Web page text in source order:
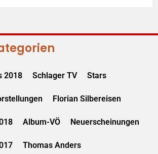
2018 Schlager TV Stars
Florian Silbereisen
Album-VÖ Neuerscheinungen
Thomas Anders